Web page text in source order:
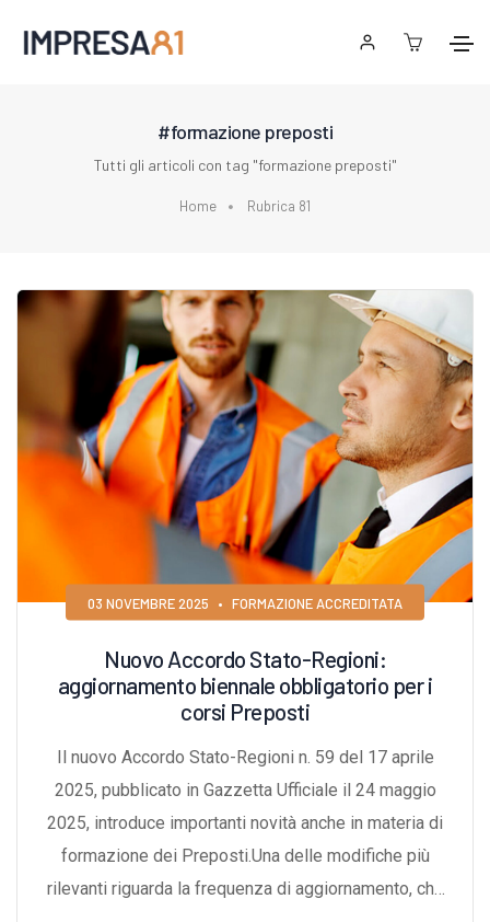
#formazione preposti
Tutti gli articoli con tag "formazione preposti"
Home Rubrica 81
03 NOVEMBRE 2025 • FORMAZIONE ACCREDITATA
Nuovo Accordo Stato-Regioni:
aggiornamento biennale obbligatorio per i
corsi Preposti
Il nuovo Accordo Stato-Regioni n. 59 del 17 aprile
2025, pubblicato in Gazzetta Ufficiale il 24 maggio
2025, introduce importanti novità anche in materia di
formazione dei Preposti.Una delle modifiche più
rilevanti riguarda la frequenza di aggiornamento, che